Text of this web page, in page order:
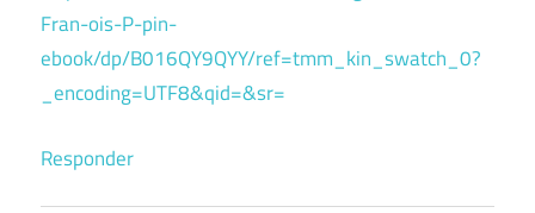
Fran-ois-P-pin-
ebook/dp/B016QY9QYY/ref=tmm_kin_swatch_0?
_encoding=UTF8&qid=&sr=
Responder